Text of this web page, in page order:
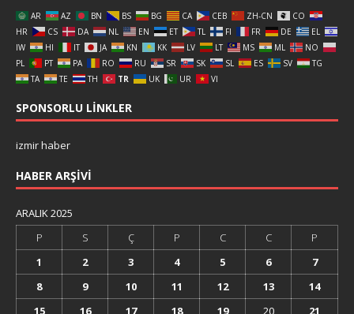
AR AZ BN BS BG CA CEB ZH-CN
CO
HR
CS DA NL EN ET TL FI FR DE
EL
IW
HI IT JA KN KK LV LT MS ML
NO
PL
PT PA RO RU SR SK SL ES SV
TG
TA
TE TH TR UK UR VI
SPONSORLU LINKLER
izmir haber
HABER ARŞIVI
ARALIK 2025
P
S Ç P C C
P
1
2 3 4 5 6
7
8
9 10 11 12 13
14
15
16 17 18 19 20 21